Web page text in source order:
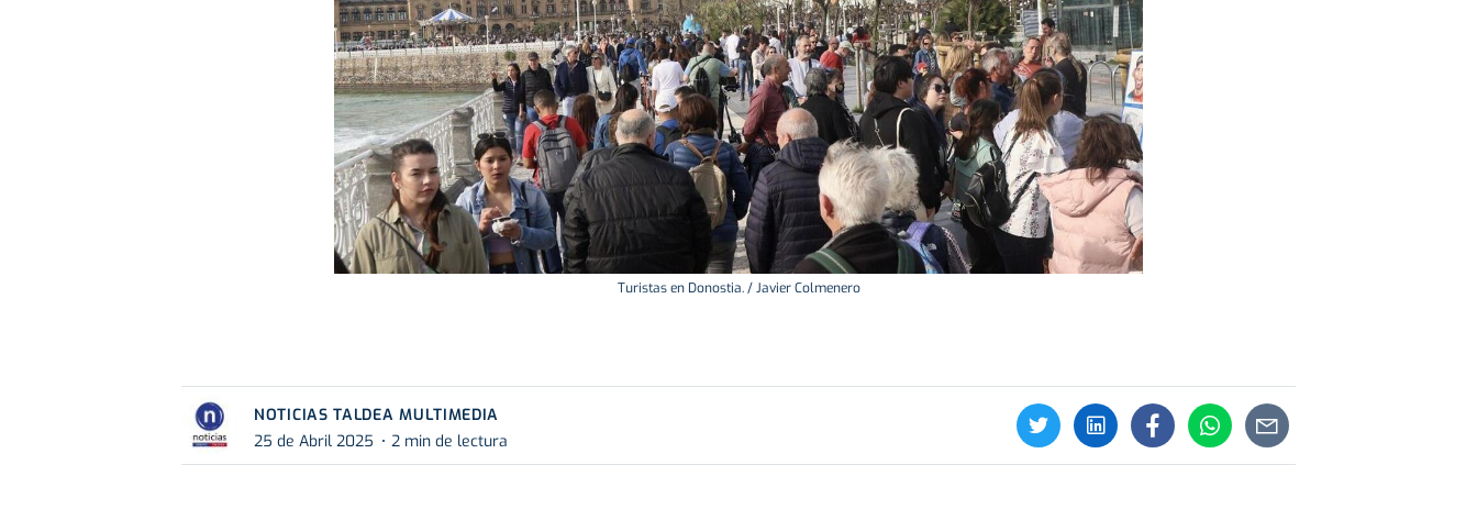
Turistas en Donostia. / Javier Colmenero
NOTICIAS TALDEA MULTIMEDIA
25 de Abril 2025
2 min de lectura